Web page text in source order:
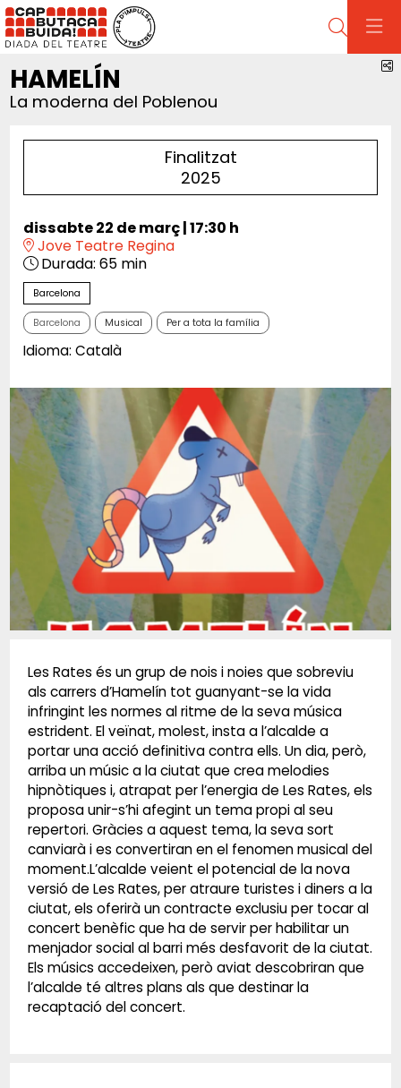
Cerca
HAMELÍN
La moderna del Poblenou
Finalitzat
2025
dissabte 22 de març|17:30 h
Jove Teatre Regina
Durada: 65 min
Barcelona
Barcelona Musical Per a tota la família
Idioma: Català
Les Rates és un grup de nois i noies que sobreviu
als carrers d’Hamelín tot guanyant-se la vida
infringint les normes al ritme de la seva música
estrident. El veïnat, molest, insta a l’alcalde a
portar una acció definitiva contra ells. Un dia, però,
arriba un músic a la ciutat que crea melodies
hipnòtiques i, atrapat per l’energia de Les Rates, els
proposa unir-s’hi afegint un tema propi al seu
repertori. Gràcies a aquest tema, la seva sort
canviarà i es convertiran en el fenomen musical del
moment.L’alcalde veient el potencial de la nova
versió de Les Rates, per atraure turistes i diners a la
ciutat, els oferirà un contracte exclusiu per tocar al
concert benèfic que ha de servir per habilitar un
menjador social al barri més desfavorit de la ciutat.
Els músics accedeixen, però aviat descobriran que
l’alcalde té altres plans als que destinar la
recaptació del concert.